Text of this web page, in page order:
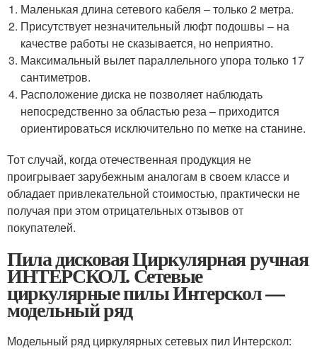
Маленькая длина сетевого кабеля – только 2 метра.
Присутствует незначительный люфт подошвы – на
качестве работы не сказывается, но неприятно.
Максимальный вылет параллельного упора только 17
сантиметров.
Расположение диска не позволяет наблюдать
непосредственно за областью реза – приходится
ориентироваться исключительно по метке на станине.
Тот случай, когда отечественная продукция не
проигрывает зарубежным аналогам в своем классе и
обладает привлекательной стоимостью, практически не
получая при этом отрицательных отзывов от
покупателей.
Пила дисковая Циркулярная ручная
ИНТЕРСКОЛ. Сетевые
циркулярные пилы Интерскол —
модельный ряд
Модельный ряд циркулярных сетевых пил Интерскол: